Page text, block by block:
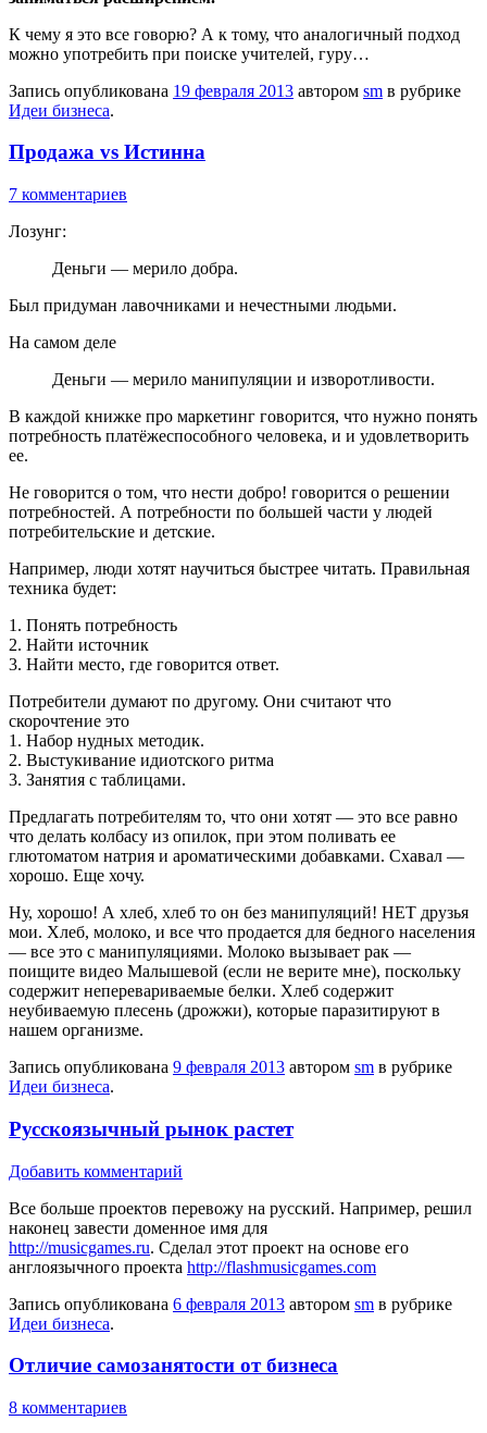
К чему я это все говорю? А к тому, что аналогичный подход
можно употребить при поиске учителей, гуру…
Запись опубликована 19 февраля 2013 автором sm в рубрике
Идеи бизнеса.
Продажа vs Истинна
7 комментариев
Лозунг:
Деньги — мерило добра.
Был придуман лавочниками и нечестными людьми.
На самом деле
Деньги — мерило манипуляции и изворотливости.
В каждой книжке про маркетинг говорится, что нужно понять
потребность платёжеспособного человека, и и удовлетворить
ее.
Не говорится о том, что нести добро! говорится о решении
потребностей. А потребности по большей части у людей
потребительские и детские.
Например, люди хотят научиться быстрее читать. Правильная
техника будет:
1. Понять потребность
2. Найти источник
3. Найти место, где говорится ответ.
Потребители думают по другому. Они считают что
скорочтение это
1. Набор нудных методик.
2. Выстукивание идиотского ритма
3. Занятия с таблицами.
Предлагать потребителям то, что они хотят — это все равно
что делать колбасу из опилок, при этом поливать ее
глютоматом натрия и ароматическими добавками. Схавал —
хорошо. Еще хочу.
Ну, хорошо! А хлеб, хлеб то он без манипуляций! НЕТ друзья
мои. Хлеб, молоко, и все что продается для бедного населения
— все это с манипуляциями. Молоко вызывает рак —
поищите видео Малышевой (если не верите мне), поскольку
содержит неперевариваемые белки. Хлеб содержит
неубиваемую плесень (дрожжи), которые паразитируют в
нашем организме.
Запись опубликована 9 февраля 2013 автором sm в рубрике
Идеи бизнеса.
Русскоязычный рынок растет
Добавить комментарий
Все больше проектов перевожу на русский. Например, решил
наконец завести доменное имя для
http://musicgames.ru. Сделал этот проект на основе его
англоязычного проекта http://flashmusicgames.com
Запись опубликована 6 февраля 2013 автором sm в рубрике
Идеи бизнеса.
Отличие самозанятости от бизнеса
8 комментариев